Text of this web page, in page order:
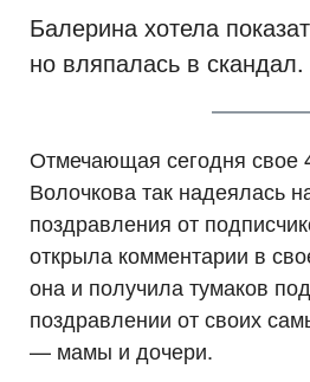
Балерина хотела
но вляпалась в скандал.
Отмечающая сегодня свое
Волочкова так надеялась
поздравления от
открыла комментарии в
она и получила тумаков
поздравлении от своих
— мамы и дочери.